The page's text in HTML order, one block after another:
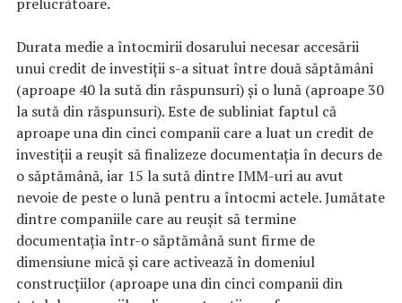
Durata medie a întocmirii dosarului necesar accesării
unui credit de investiții s-a situat între două săptămâni
(aproape 40 la sută din răspunsuri) și o lună (aproape 30
la sută din răspunsuri). Este de subliniat faptul că
aproape una din cinci companii care a luat un credit de
investiții a reușit să finalizeze documentația în decurs de
o săptămână, iar 15 la sută dintre IMM-uri au avut
nevoie de peste o lună pentru a întocmi actele. Jumătate
dintre companiile care au reușit să termine
documentația într-o săptămână sunt firme de
dimensiune mică și care activează în domeniul
construcțiilor (aproape una din cinci companii din